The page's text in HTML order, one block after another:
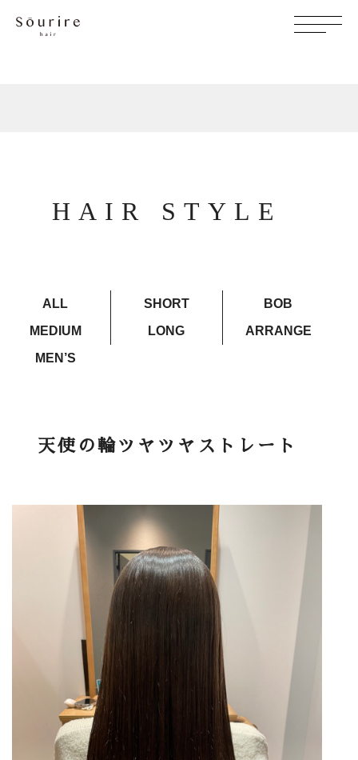
HAIR STYLE
ALL SHORT
BOB
MEDIUM
LONG
ARRANGE
MEN’S
天使の輪ツヤツヤストレート